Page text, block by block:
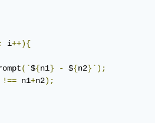
; i++){
(`${n1} - ${n2}`);
!== n1+n2);